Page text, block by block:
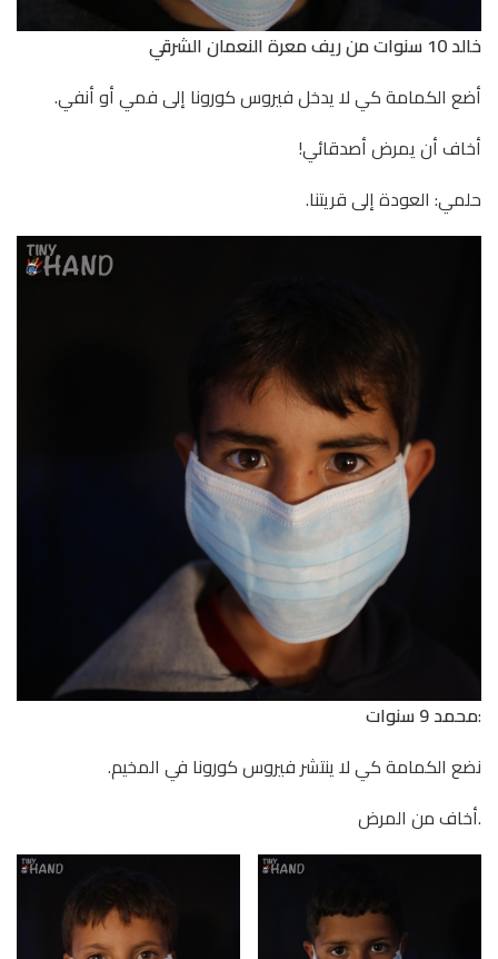
خالد 10 سنوات من ريف معرة النعمان الشرقي
أضع الكمامة كي لا يدخل فيروس كورونا إلى فمي أو أنفي.
أخاف أن يمرض أصدقائي!
حلمي: العودة إلى قريتنا.
:محمد 9 سنوات
نضع الكمامة كي لا ينتشر فيروس كورونا في المخيم.
.أخاف من المرض